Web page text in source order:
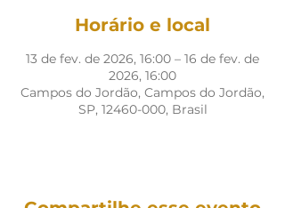
Horário e local
13 de fev. de 2026, 16:00 – 16 de fev. de
2026, 16:00
Campos do Jordão, Campos do Jordão,
SP, 12460-000, Brasil